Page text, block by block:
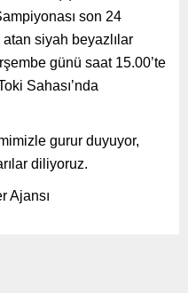
son 24
siyah beyazlılar
günü saat 15.00’te
Sahası’nda
gurur duyuyor,
diliyoruz.
Ajansı